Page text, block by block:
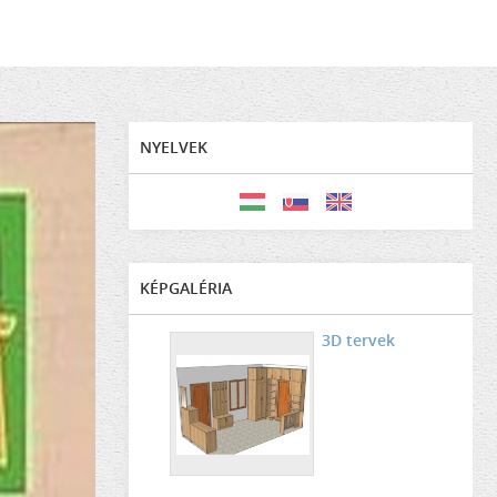
NYELVEK
KÉPGALÉRIA
3D tervek